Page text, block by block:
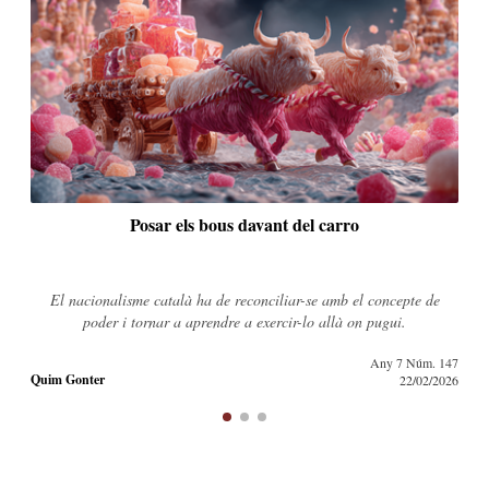
Quanta gent va votar realment l’1 d’octubre?
Les dades de participació de l’1-O, registrades electrònicament al
cens universal, no han estat mai publicades.
Quim Gonter
Any 7 Núm. 145
25/01/2026